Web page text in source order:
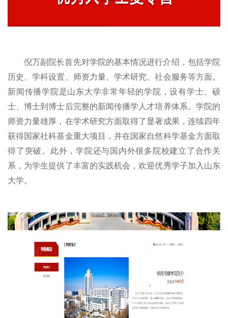
倪万副院长首先对学院的基本情况进行介绍， 包括学院
历史、学科设置、师资力量、学术研究 、社会服务等方面。
新闻传播学院是山东大学非常年轻的学院，设有学士、硕
士、博士到博士后完整的新闻传播学人才培养体系。学院的
师资力量雄厚，在学术研究方面取得了显著成果，连续四年
获得国家社科基金重大项目，并在国家自然科学基金方面取
得了突破。此外，学院还与国内外很多院校建立了合作关
系，为学生提供了丰富的实践机会 ，欢迎优秀学子加入山东
大学。